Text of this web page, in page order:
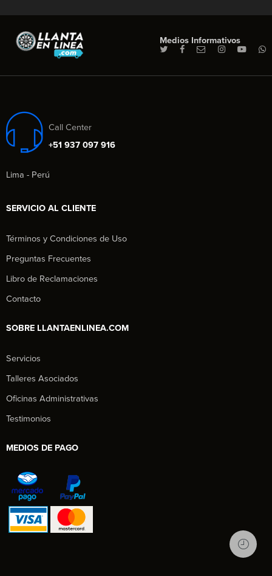
Medios Informativos
Call Center
+51 937 097 916
Lima - Perú
SERVICIO AL CLIENTE
Términos y Condiciones de Uso
Preguntas Frecuentes
Libro de Reclamaciones
Contacto
SOBRE LLANTAENLINEA.COM
Servicios
Talleres Asociados
Oficinas Administrativas
Testimonios
MEDIOS DE PAGO